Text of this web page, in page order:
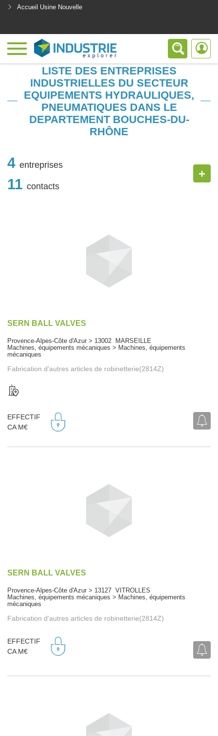
Accueil Usine Nouvelle
LISTE DES ENTREPRISES
INDUSTRIELLES DU SECTEUR
EQUIPEMENTS HYDRAULIQUES,
PNEUMATIQUES DANS LE
DEPARTEMENT BOUCHES-DU-
RHÔNE
4 entreprises
11 contacts
+
SERN BALL VALVES
Provence-Alpes-Côte d'Azur > 13002 MARSEILLE
Machines, équipements mécaniques > Machines, équipements
mécaniques
Fabrication d'autres articles de robinetterie(2814Z)
EFFECTIF
CA M€
SERN BALL VALVES
Provence-Alpes-Côte d'Azur > 13127 VITROLLES
Machines, équipements mécaniques > Machines, équipements
mécaniques
Fabrication d'autres articles de robinetterie(2814Z)
EFFECTIF
CA M€